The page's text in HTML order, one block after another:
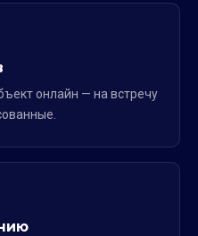
онлайн — на встречу